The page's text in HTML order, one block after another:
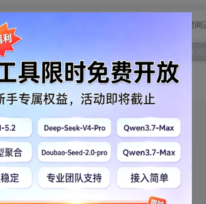
切换为时间